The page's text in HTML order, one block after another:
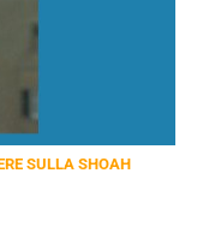
SULLA SHOAH